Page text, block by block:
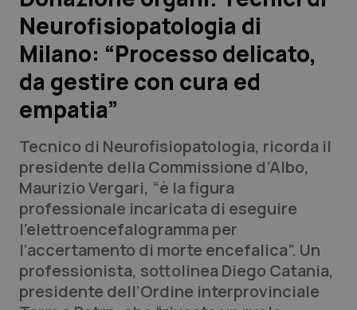
Scienza e Farmaci
Studi e Analisi
Lettere al direttore
Edizioni Regionali
QS Pro
Professionisti Sanitari.AI
Abruzzo
QS Pro Gold
Neurofisiopatologia di
Milano: “Processo delicato,
da gestire con cura ed
empatia”
Tecnico di Neurofisiopatologia, ricorda il
presidente della Commissione d’Albo,
Maurizio Vergari, “è la figura
professionale incaricata di eseguire
l’elettroencefalogramma per
l’accertamento di morte encefalica”. Un
professionista, sottolinea Diego Catania,
presidente dell’Ordine interprovinciale